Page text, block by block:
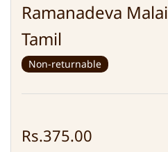
Ramanadeva
Tamil
Non-returnable
Rs.375.00